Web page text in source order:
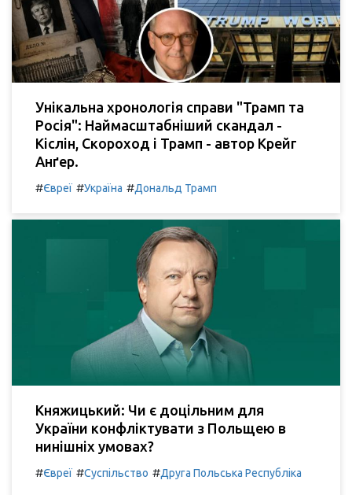
Унікальна хронологія справи "Трамп та
Росія": Наймасштабніший скандал -
Кіслін, Скороход і Трамп - автор Крейг
Анґер.
#Євреї #Україна #Дональд Трамп
Княжицький: Чи є доцільним для
України конфліктувати з Польщею в
нинішніх умовах?
#Євреї #Суспільство #Друга Польська Республіка